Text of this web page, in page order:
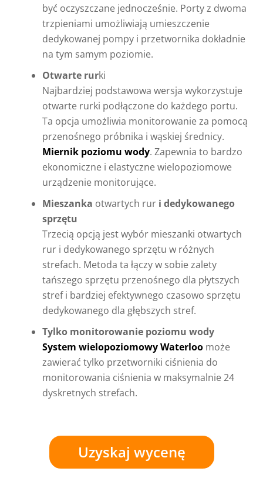
być oczyszczane jednocześnie. Porty z dwoma
trzpieniami umożliwiają umieszczenie
dedykowanej pompy i przetwornika dokładnie
na tym samym poziomie.
Otwarte rurki
Najbardziej podstawowa wersja wykorzystuje
otwarte rurki podłączone do każdego portu.
Ta opcja umożliwia monitorowanie za pomocą
przenośnego próbnika i wąskiej średnicy.
Miernik poziomu wody. Zapewnia to bardzo
ekonomiczne i elastyczne wielopoziomowe
urządzenie monitorujące.
Mieszanka otwartych rur i dedykowanego
sprzętu
Trzecią opcją jest wybór mieszanki otwartych
rur i dedykowanego sprzętu w różnych
strefach. Metoda ta łączy w sobie zalety
tańszego sprzętu przenośnego dla płytszych
stref i bardziej efektywnego czasowo sprzętu
dedykowanego dla głębszych stref.
Tylko monitorowanie poziomu wody
System wielopoziomowy Waterloo może
zawierać tylko przetworniki ciśnienia do
monitorowania ciśnienia w maksymalnie 24
dyskretnych strefach.
Uzyskaj wycenę